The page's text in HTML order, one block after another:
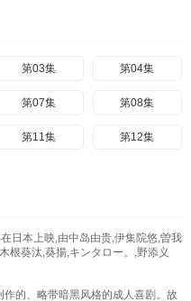
第03集 第04集
第07集 第08集
第11集 第12集
日本上映,由中岛由贵,伊集院悠,曽我
根葵汰,葵揚,キンタロー。,野添义
的、略带暗黑风格的成人喜剧。故